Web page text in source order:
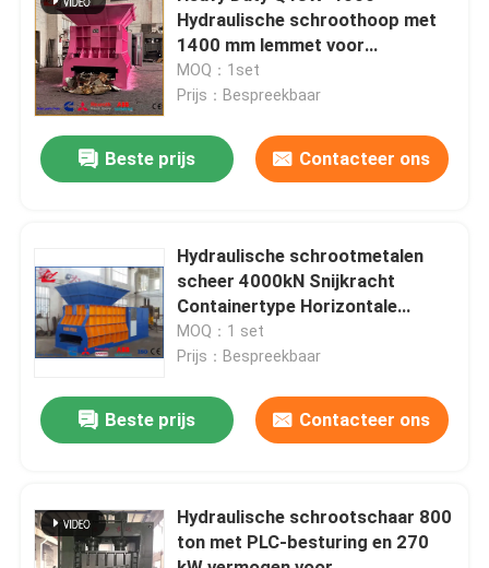
Over ons
fabriekstour
Neem contact met ons op
Nieuws
Gevallen
Industriële Persmachine
Hydraulische schroothoop met
1400 mm lemmet voor
schroothoopverwerking
MOQ：1set
Prijs：Bespreekbaar
Beste prijs Contacteer ons
Hydraulische schrootmetalen
scheer 4000kN Snijkracht
Containertype Horizontale
schrootscheer
MOQ：1 set
Prijs：Bespreekbaar
Beste prijs Contacteer ons
Hydraulische schrootschaar 800
ton met PLC-besturing en 270